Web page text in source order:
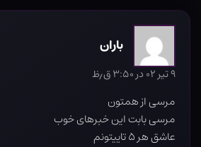
باران
۹ تیر ۰۲ در ۳:۵۰ ق٫ظ
مرسی از همتون
مرسی بابت این خبرهای خوب
عاشق هر ۵ تاییتونم